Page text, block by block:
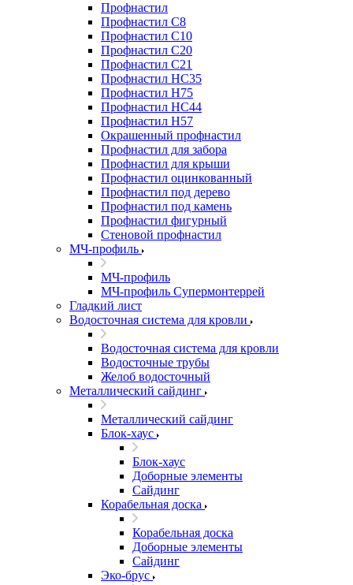
Профнастил
Профнастил С8
Профнастил С10
Профнастил С20
Профнастил С21
Профнастил НС35
Профнастил Н75
Профнастил HC44
Профнастил Н57
Окрашенный профнастил
Профнастил для забора
Профнастил для крыши
Профнастил оцинкованный
Профнастил под дерево
Профнастил под камень
Профнастил фигурный
Стеновой профнастил
МЧ-профиль
МЧ-профиль
МЧ-профиль Супермонтеррей
Гладкий лист
Водосточная система для кровли
Водосточная система для кровли
Водосточные трубы
Желоб водосточный
Металлический сайдинг
Металлический сайдинг
Блок-хаус
Блок-хаус
Доборные элементы
Сайдинг
Корабельная доска
Корабельная доска
Доборные элементы
Сайдинг
Эко-брус